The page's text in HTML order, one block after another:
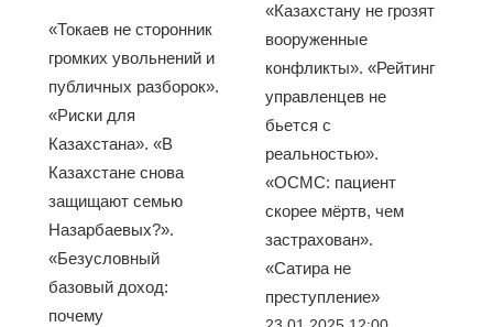
«Токаев не сторонник
громких увольнений и
публичных разборок».
«Риски для
Казахстана». «В
Казахстане снова
защищают семью
Назарбаевых?».
«Безусловный
базовый доход:
почему
«Казахстану не грозят
вооруженные
конфликты». «Рейтинг
управленцев не
бьется с
реальностью».
«ОСМС: пациент
скорее мёртв, чем
застрахован».
«Сатира не
преступление»